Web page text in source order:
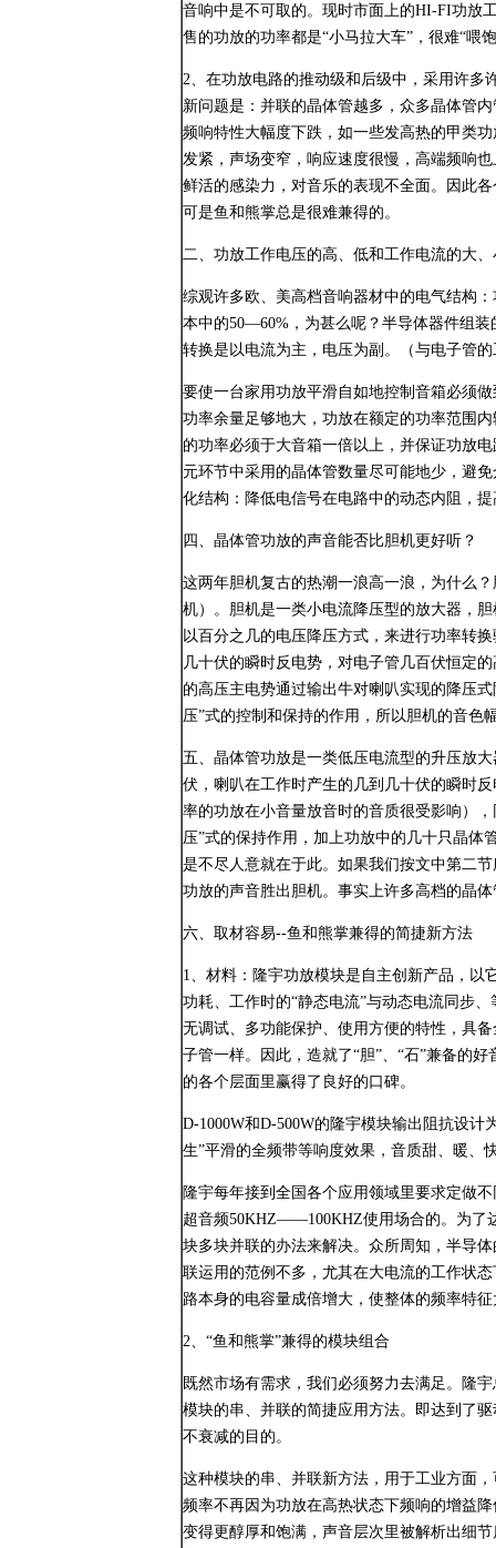
音响中是不可取的。现时市面上的HI-FI功放
售的功放的功率都是“小马拉大车”，很难“喂
2、在功放电路的推动级和后级中，采用许多
新问题是：并联的晶体管越多，众多晶体管
频响特性大幅度下跌，如一些发高热的甲类
发紧，声场变窄，响应速度很慢，高端频响
鲜活的感染力，对音乐的表现不全面。因此
可是鱼和熊掌总是很难兼得的。
二、功放工作电压的高、低和工作电流的大
综观许多欧、美高档音响器材中的电气结构
本中的50—60%，为甚么呢？半导体器件组
转换是以电流为主，电压为副。（与电子管
要使一台家用功放平滑自如地控制音箱必须
功率余量足够地大，功放在额定的功率范围
的功率必须于大音箱一倍以上，并保证功放
元环节中采用的晶体管数量尽可能地少，避
化结构：降低电信号在电路中的动态内阻，
四、晶体管功放的声音能否比胆机更好听？
这两年胆机复古的热潮一浪高一浪，为什么
机）。胆机是一类小电流降压型的放大器，
以百分之几的电压降压方式，来进行功率转
几十伏的瞬时反电势，对电子管几百伏恒定
的高压主电势通过输出牛对喇叭实现的降压
压”式的控制和保持的作用，所以胆机的音色
五、晶体管功放是一类低压电流型的升压放
伏，喇叭在工作时产生的几到几十伏的瞬时
率的功放在小音量放音时的音质很受影响）
压”式的保持作用，加上功放中的几十只晶体
是不尽人意就在于此。如果我们按文中第二
功放的声音胜出胆机。事实上许多高档的晶
六、取材容易--鱼和熊掌兼得的简捷新方法
1、材料：隆宇功放模块是自主创新产品，以
功耗、工作时的“静态电流”与动态电流同步
无调试、多功能保护、使用方便的特性，具
子管一样。因此，造就了“胆”、“石”兼备的
的各个层面里赢得了良好的口碑。
D-1000W和D-500W的隆宇模块输出阻抗设
生”平滑的全频带等响度效果，音质甜、暖、
隆宇每年接到全国各个应用领域里要求定做
超音频50KHZ——100KHZ使用场合的。为了
块多块并联的办法来解决。众所周知，半导
联运用的范例不多，尤其在大电流的工作状
路本身的电容量成倍增大，使整体的频率特
2、“鱼和熊掌”兼得的模块组合
既然市场有需求，我们必须努力去满足。隆
模块的串、并联的简捷应用方法。即达到了
不衰减的目的。
这种模块的串、并联新方法，用于工业方面
频率不再因为功放在高热状态下频响的增益
变得更醇厚和饱满，声音层次里被解析出细